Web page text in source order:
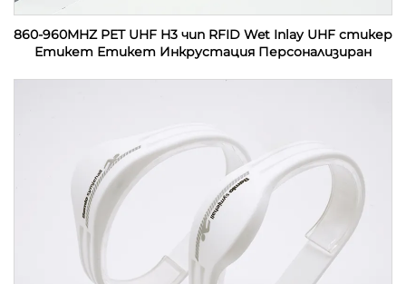
860-960MHZ PET UHF H3 чип RFID Wet Inlay UHF стикер
Етикет Етикет Инкрустация Персонализиран